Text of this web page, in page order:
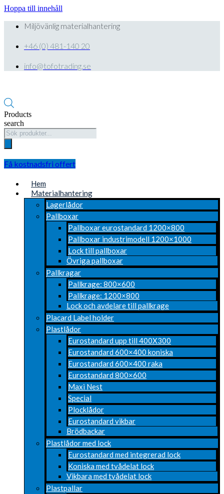
Hoppa till innehåll
Miljövänlig materialhantering
+46 (0) 481-140 20
info@tofotrading.se
Products
search
Få kostnadsfri offert
Hem
Materialhantering
Lagerlådor
Pallboxar
Pallboxar eurostandard 1200×800
Pallboxar industrimodell 1200×1000
Lock till pallboxar
Övriga pallboxar
Pallkragar
Pallkrage: 800×600
Pallkrage: 1200×800
Lock och avdelare till pallkrage
Placard Label holder
Plastlådor
Eurostandard upp till 400X300
Eurostandard 600×400 koniska
Eurostandard 600×400 raka
Eurostandard 800×600
Maxi Nest
Special
Plocklådor
Eurostandard vikbar
Brödbackar
Plastlådor med lock
Eurostandard med integrerad lock
Koniska med tvådelat lock
Vikbara med tvådelat lock
Plastpallar